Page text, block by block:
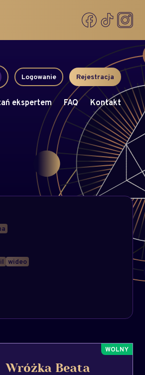
Logowanie Rejestracja
ekspertem FAQ Kontakt
wideo
Wróżka Beata